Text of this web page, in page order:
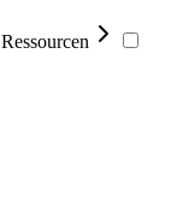
Ressourcen